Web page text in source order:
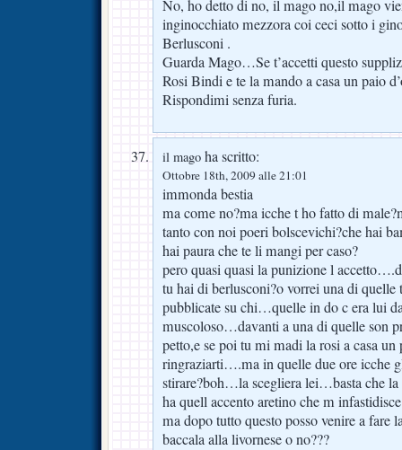
No, ho detto di no, il mago no,il mago
inginocchiato mezzora coi ceci sotto i
Berlusconi .
Guarda Mago…Se t’accetti questo
Rosi Bindi e te la mando a casa un paio
Rispondimi senza furia.
il mago ha scritto:
Ottobre 18th, 2009 alle 21:01
immonda bestia
ma come no?ma icche t ho fatto di
tanto con noi poeri bolscevichi?che hai
hai paura che te li mangi per caso?
pero quasi quasi la punizione l
tu hai di berlusconi?o vorrei una di quelle
pubblicate su chi…quelle in do c era lui
muscoloso…davanti a una di quelle son
petto,e se poi tu mi madi la rosi a casa un
ringraziarti….ma in quelle due ore icche
stirare?boh…la scegliera lei…basta che
ha quell accento aretino che m
ma dopo tutto questo posso venire a fare
baccala alla livornese o no???